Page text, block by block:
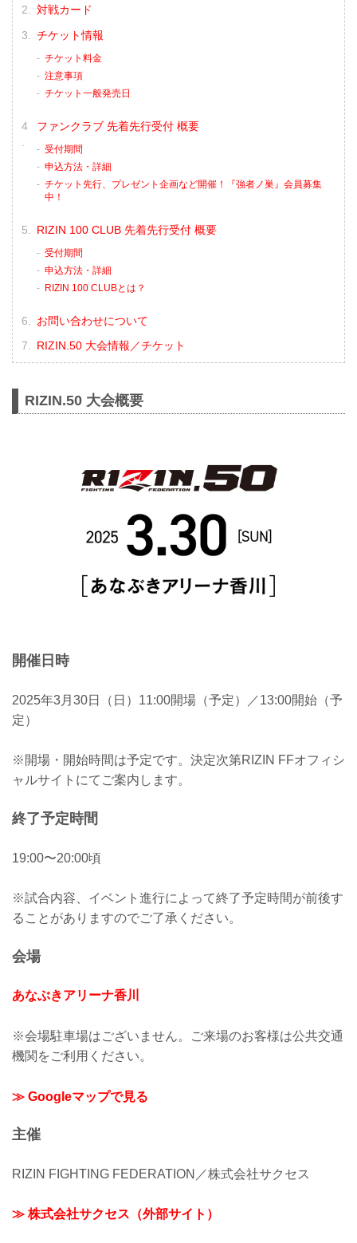
対戦カード
チケット情報
チケット料金
注意事項
チケット一般発売日
ファンクラブ 先着先行受付 概要
受付期間
申込方法・詳細
チケット先行、プレゼント企画など開催！『強者ノ巣』会員募集
中！
RIZIN 100 CLUB 先着先行受付 概要
受付期間
申込方法・詳細
RIZIN 100 CLUBとは？
お問い合わせについて
RIZIN.50 大会情報／チケット
RIZIN.50 大会概要
開催日時
2025年3月30日（日）11:00開場（予定）／13:00開始（予
定）
※開場・開始時間は予定です。決定次第RIZIN FFオフィシ
ャルサイトにてご案内します。
終了予定時間
19:00〜20:00頃
※試合内容、イベント進行によって終了予定時間が前後す
ることがありますのでご了承ください。
会場
あなぶきアリーナ香川
※会場駐車場はございません。ご来場のお客様は公共交通
機関をご利用ください。
≫ Googleマップで見る
主催
RIZIN FIGHTING FEDERATION／株式会社サクセス
≫ 株式会社サクセス（外部サイト）